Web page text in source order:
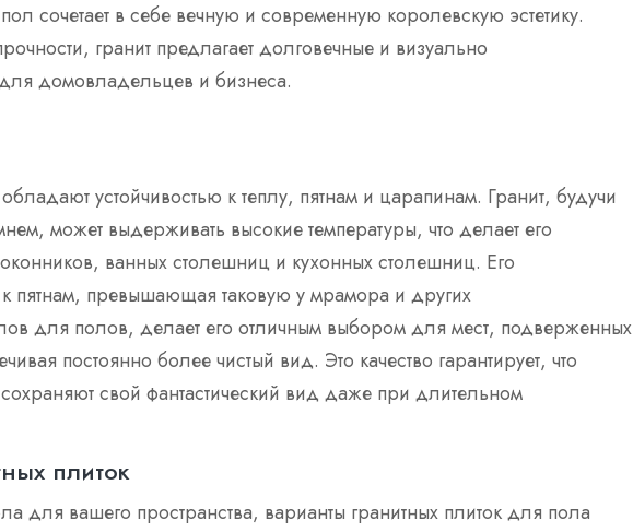
сочетает в себе вечную и современную королевскую эстетику.
гранит предлагает долговечные и визуально
домовладельцев и бизнеса.
устойчивостью к теплу, пятнам и царапинам. Гранит, будучи
может выдерживать высокие температуры, что делает его
ванных столешниц и кухонных столешниц. Его
к пятнам, превышающая таковую у мрамора и других
для полов, делает его отличным выбором для мест, подверженных
постоянно более чистый вид. Это качество гарантирует, что
свой фантастический вид даже при длительном
плиток
для вашего пространства, варианты гранитных плиток для пола